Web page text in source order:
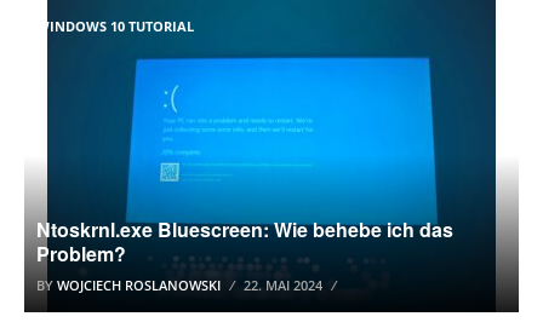
WINDOWS 10 TUTORIAL
Ntoskrnl.exe Bluescreen: Wie behebe ich das
Problem?
BY WOJCIECH ROSLANOWSKI 22. MAI 2024